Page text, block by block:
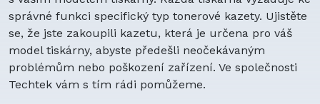
správné funkci specifický typ tonerové kazety. Ujistěte
se, že jste zakoupili kazetu, která je určena pro váš
model tiskárny, abyste předešli neočekávaným
problémům nebo poškození zařízení. Ve společnosti
Techtek vám s tím rádi pomůžeme.